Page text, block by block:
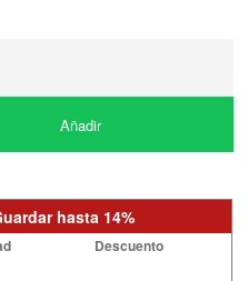
Añadir
hasta 14%
Descuento